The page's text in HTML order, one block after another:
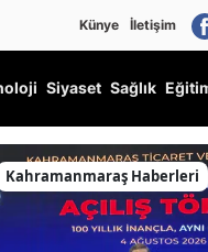
Künye İletişim
Siyaset Sağlık
hedefimiz"
Kahramanmaraş Haberleri